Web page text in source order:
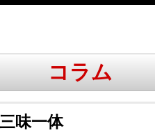
ァイド、地元情報など
ルスの日本語新
ファイドは毎週木
コラム
味一体